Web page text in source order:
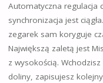
Automatyczna regulacja
synchronizacja jest
zegarek sam koryguje
Największą zaletą jest
z wysokością.
doliny, zapisujesz